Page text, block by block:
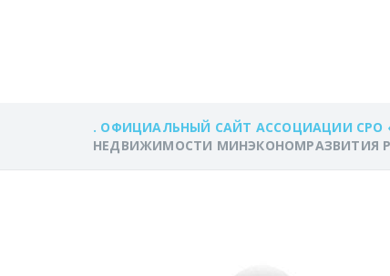
. ОФИЦИАЛЬНЫЙ САЙТ АССОЦИАЦИИ СРО
НЕДВИЖИМОСТИ МИНЭКОНОМРАЗВИТИЯ